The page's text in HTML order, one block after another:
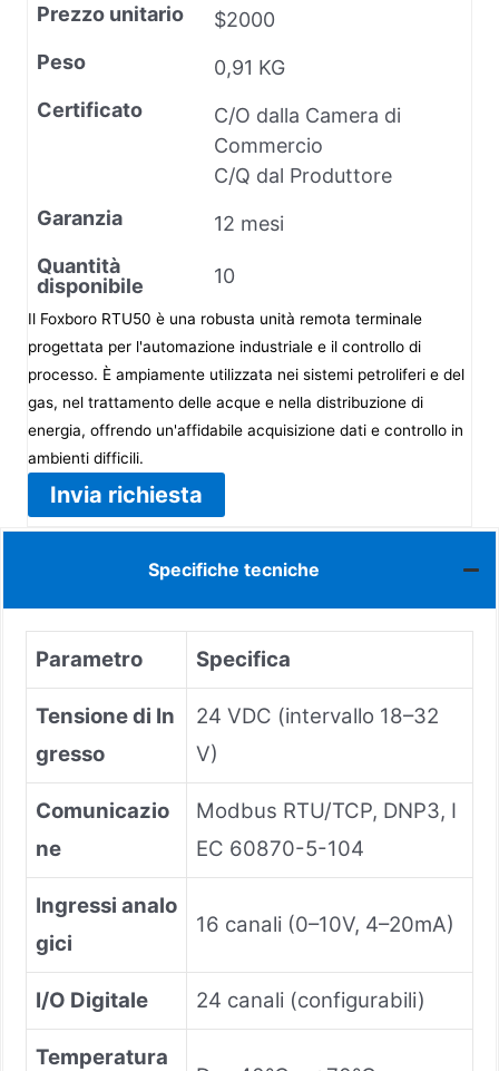
Prezzo unitario
$2000
Peso
0,91 KG
Certificato
C/O dalla Camera di
Commercio
C/Q dal Produttore
Garanzia
12 mesi
Quantità
disponibile
10
Il Foxboro RTU50 è una robusta unità remota terminale
progettata per l'automazione industriale e il controllo di
processo. È ampiamente utilizzata nei sistemi petroliferi e del
gas, nel trattamento delle acque e nella distribuzione di
energia, offrendo un'affidabile acquisizione dati e controllo in
ambienti difficili.
Invia richiesta
Specifiche tecniche
Parametro Specifica
Tensione di In
gresso
24 VDC (intervallo 18–32
V)
Comunicazio
ne
Modbus RTU/TCP, DNP3, I
EC 60870-5-104
Ingressi analo
gici
16 canali (0–10V, 4–20mA)
I/O Digitale 24 canali (configurabili)
Temperatura